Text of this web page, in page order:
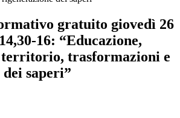
gratuito giovedì 26
16: “Educazione,
territorio, trasformazioni e
saperi”